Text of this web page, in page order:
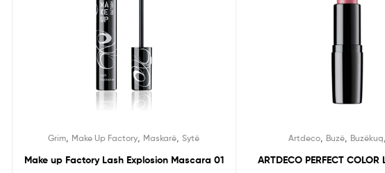
Grim Make Up Factory Maskarë ,Sytë
Make up Factory Lash Explosion Mascara 01
Artdeco Buzë Buzëkuq
ARTDECO PERFECT COLOR